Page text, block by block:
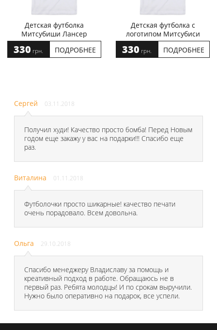
Детская футболка
Митсубиши Лансер
330 грн. ПОДРОБНЕЕ
Детская футболка с
логотипом Митсубиси
330 грн. ПОДРОБНЕЕ
Сергей 03.11.2018
Получил худи! Качество просто бомба! Перед Новым
годом еще закажу у вас на подарки!!! Спасибо еще
раз.
Виталина 01.11.2018
Футболочки просто шикарные! качество печати
очень порадовало. Всем довольна.
Ольга 29.10.2018
Спасибо менеджеру Владиславу за помощь и
креативный подход в работе. Обращаюсь не в
первый раз. Ребята молодцы! И по срокам выручили.
Нужно было оперативно на подарок, все успели.